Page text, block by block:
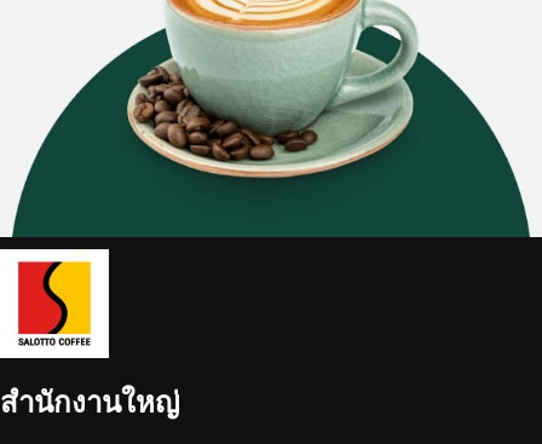
สำนักงานใหญ่